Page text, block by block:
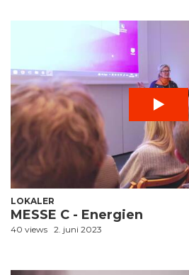
LOKALER
MESSE C - Energien
40 views 2. juni 2023